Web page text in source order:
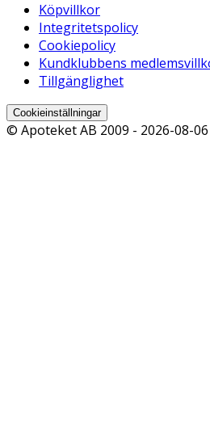
Köpvillkor
Integritetspolicy
Cookiepolicy
Kundklubbens
Tillgänglighet
Cookieinställningar
© Apoteket AB 2009 - 2026-08-06